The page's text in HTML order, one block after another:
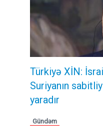
Türkiyə XİN:
Suriyanın
yaradır
Gündəm